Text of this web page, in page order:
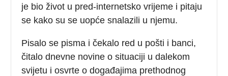
je bio život u pred-internetsko vrijeme i pitaju
se kako su se uopće snalazili u njemu.
Pisalo se pisma i čekalo red u pošti i banci,
čitalo dnevne novine o situaciji u dalekom
svijetu i osvrte o događajima prethodnog